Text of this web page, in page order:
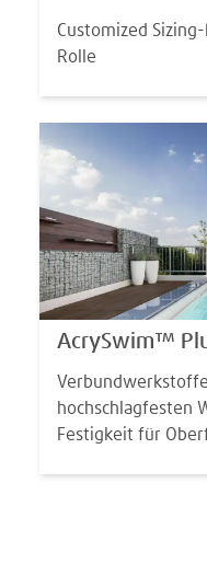
Customized
Rolle
AcrySwim™
hochschlagfesten
Festigkeit für